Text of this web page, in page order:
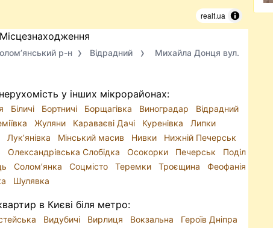
realt.ua
Місцезнаходження
р-н Відрадний
Михайла Донця вул.
у інших мікрорайонах:
Біличі Бортничі Борщагівка Виноградар
Відрадний
Жуляни Караваєві Дачі Куренівка
Липки
Лук’янівка Мінський масив Нивки
Нижній Печерськ
Олександрівська Слобідка Осокорки Печерськ
Поділ
Солом’янка Соцмісто Теремки Троєщина
Феофанія
Шулявка
в Києві біля метро:
Видубичі Вирлиця Вокзальна
Героїв Дніпра